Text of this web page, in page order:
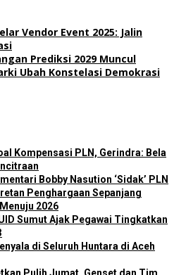
Vendor Event 2025: Jalin
Prediksi 2029 Muncul
Ubah Konstelasi Demokrasi
Kompensasi PLN, Gerindra: Bela
Bobby Nasution ‘Sidak’ PLN
Penghargaan Sepanjang
2026
Sumut Ajak Pegawai Tingkatkan
di Seluruh Huntara di Aceh